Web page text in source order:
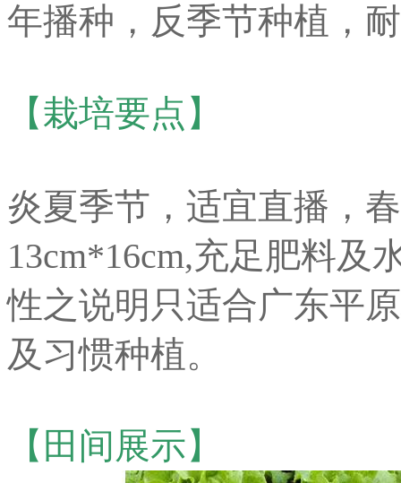
年播种，反季节种植，
【栽培要点】
炎夏季节，适宜直播，
13cm*16cm,充足肥料及
性之说明只适合广东平
及习惯种植。
【田间展示】